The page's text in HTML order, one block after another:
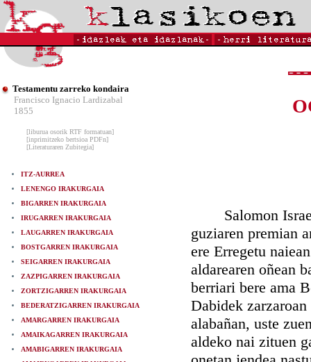
Testamentu zarreko kondaira
Francisco Ignacio Lardizabal
1855
[liburua osorik RTF formatuan]
[inprimitzeko bertsioa PDFn]
[Literaturaren Zubitegia]
ITZ-AURREA
LENENGO IRAKURGAIA
BIGARREN IRAKURGAIA
IRUGARREN IRAKURGAIA
LAUGARREN IRAKURGAIA
BOSTGARREN IRAKURGAIA
SEIGARREN IRAKURGAIA
ZAZPIGARREN IRAKURGAIA
ZORTZIGARREN IRAKURGAIA
BEDERATZIGARREN IRAKURGAIA
AMARGARREN IRAKURGAIA
AMAIKAGARREN IRAKURGAIA
AMABIGARREN IRAKURGAIA
Salomon
guziaren premian
ere Erregetu
aldarearen oñean
berriari bere ama
Dabidek
alabañan, uste
aldeko nai zituen